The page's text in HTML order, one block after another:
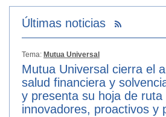
Últimas noticias
Tema: Mutua Universal
Mutua Universal cierra el
salud financiera y
y presenta su hoja de ruta
innovadores, proactivos y